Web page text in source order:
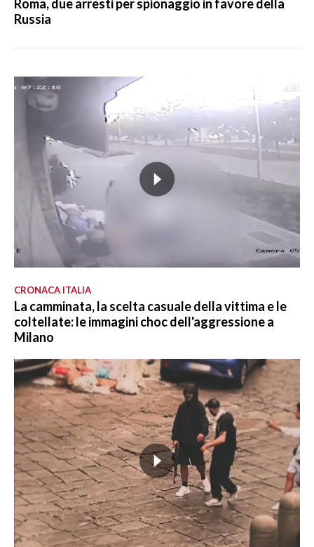
Roma, due arresti per spionaggio in favore della
Russia
CRONACA ITALIA
La camminata, la scelta casuale della vittima e le
coltellate: le immagini choc dell'aggressione a
Milano